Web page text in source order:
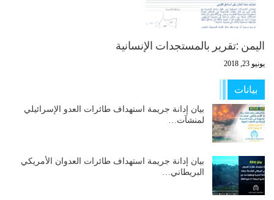
اليمن :تقرير بالمستجدات الإنسانية
يونيو 23, 2018
بيانات
بيان إدانة جريمة استهداف طائرات العدو الإسرائيلي
لمنشآت…
بيان إدانة جريمة استهداف طائرات العدوان الأمريكي
البريطاني…